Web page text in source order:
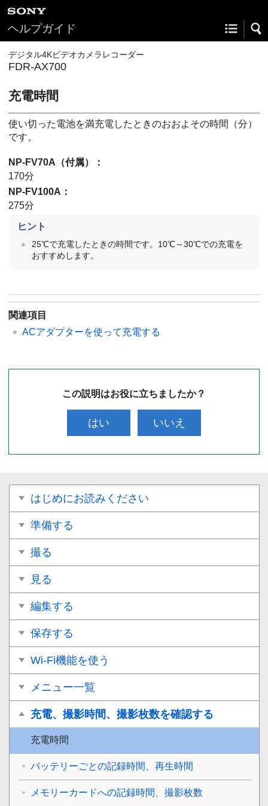
ヘルプガイド
デジタル4Kビデオカメラレコーダー
FDR-AX700
充電時間
使い切った電池を満充電したときのおおよその時間（分）
です。
NP-FV70A （付属）：
170分
NP-FV100A ：
275分
ヒント
25℃で充電したときの時間です。10℃～30℃での充電を
おすすめします。
関連項目
ACアダプターを使って充電する
この説明はお役に立ちましたか？
はい いいえ
はじめにお読みください
準備する
撮る
見る
編集する
保存する
Wi-Fi機能を使う
メニュー一覧
充電、撮影時間、撮影枚数を確認する
充電時間
バッテリーごとの記録時間、再生時間
メモリーカードへの記録時間、撮影枚数